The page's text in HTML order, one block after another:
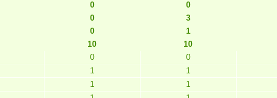
0 0
0 3
0 1
10 10
0 0
1 1
1 1